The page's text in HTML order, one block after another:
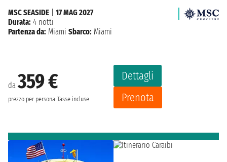
da359 €
prezzo per persona Tasse incluse
Dettagli
Prenota
MSC SEASIDE
17 MAG 2027
Durata: 4 notti
Partenza da: Miami Sbarco: Miami